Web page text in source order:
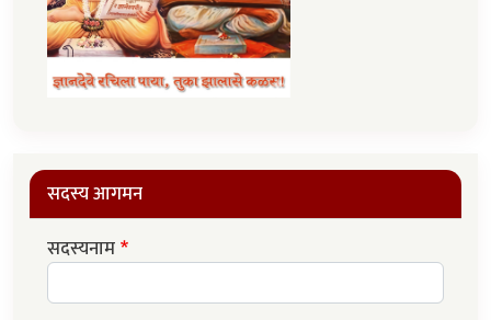
सदस्य आगमन
सदस्यनाम